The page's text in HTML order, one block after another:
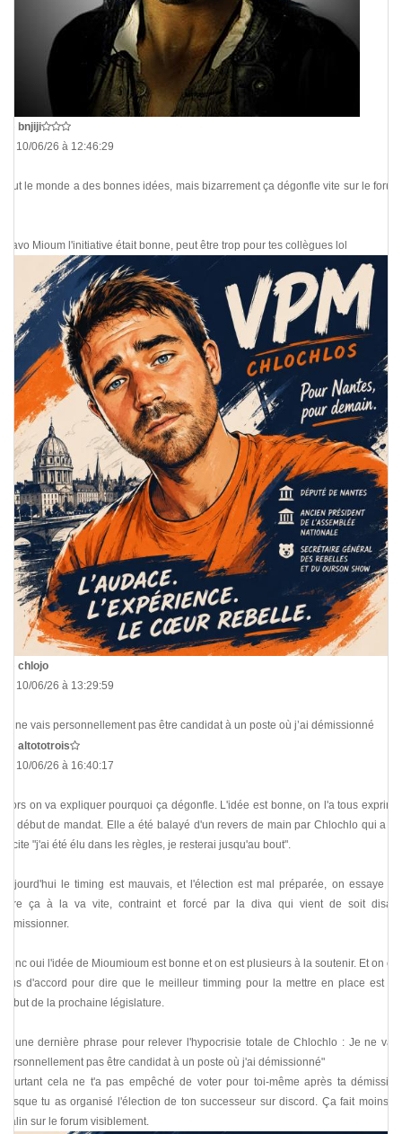
bnjiji
Le 10/06/26 à 12:46:29
Tout le monde a des bonnes idées, mais bizarrement ça dégonfle vite sur le forum
Bravo Mioum l'initiative était bonne, peut être trop pour tes collègues lol
chlojo
Le 10/06/26 à 13:29:59
Je ne vais personnellement pas être candidat à un poste où j’ai démissionné
altototrois
Le 10/06/26 à 16:40:17
Alors on va expliquer pourquoi ça dégonfle. L'idée est bonne, on l'a tous exprimé
en début de mandat. Elle a été balayé d'un revers de main par Chlochlo qui a dit
je cite "j'ai été élu dans les règles, je resterai jusqu'au bout".
Aujourd'hui le timing est mauvais, et l'élection est mal préparée, on essaye de
faire ça à la va vite, contraint et forcé par la diva qui vient de soit disant
démissionner.
Donc oui l'idée de Mioumioum est bonne et on est plusieurs à la soutenir. Et on est
tous d'accord pour dire que le meilleur timming pour la mettre en place est au
début de la prochaine législature.
Et une dernière phrase pour relever l'hypocrisie totale de Chlochlo : Je ne vais
personnellement pas être candidat à un poste où j'ai démissionné"
Pourtant cela ne t'a pas empêché de voter pour toi-même après ta démission
lorsque tu as organisé l'élection de ton successeur sur discord. Ça fait moins le
malin sur le forum visiblement.